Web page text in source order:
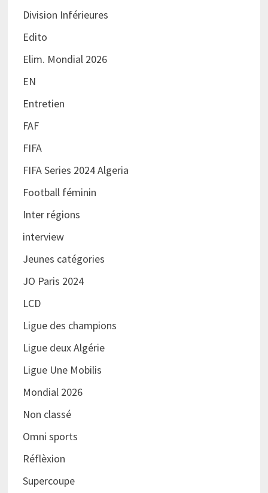
Division Inférieures
Edito
Elim. Mondial 2026
EN
Entretien
FAF
FIFA
FIFA Series 2024 Algeria
Football féminin
Inter régions
interview
Jeunes catégories
JO Paris 2024
LCD
Ligue des champions
Ligue deux Algérie
Ligue Une Mobilis
Mondial 2026
Non classé
Omni sports
Réflèxion
Supercoupe